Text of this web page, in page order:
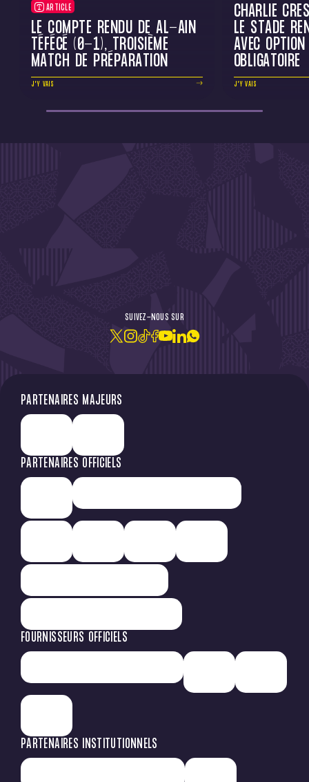
ARTICLE
LE COMPTE RENDU DE AL-AÏN
TÉFÉCÉ (0-1), TROISIÈME
MATCH DE PRÉPARATION
J'Y VAIS
CHARLIE
LE STADE
AVEC
OBLIGATOIRE
J'Y VAIS
JE M'ABONNE À LA NEWSLETTER
SUIVEZ-NOUS SUR
PARTENAIRES MAJEURS
PARTENAIRES OFFICIELS
FOURNISSEURS OFFICIELS
PARTENAIRES INSTITUTIONNELS